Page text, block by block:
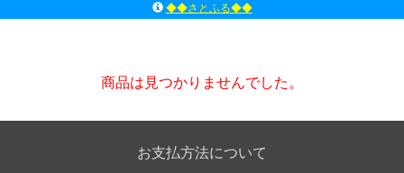
◆◆さとふる◆◆
ｱｿﾞﾝｵﾝﾗｲﾝｼｮｯﾌﾟX
商品は見つかりませんでした。
お支払方法について